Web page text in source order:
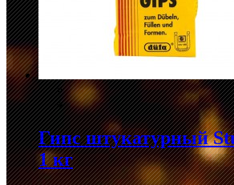
Гипс штукатурный
1 кг